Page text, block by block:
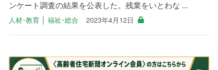
ンケート調査の結果を公表した。残業をいとわな ...
人材･教育│ 福祉･総合 2023年4月12日